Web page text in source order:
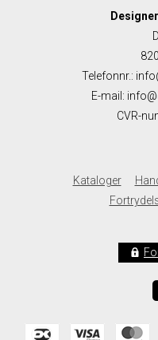
Telefonnr.:
E-mail :
CVR-
Kataloger